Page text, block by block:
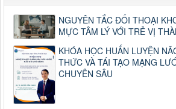
NGUYÊN TẮC ĐỐI THOẠI
MỰC TÂM LÝ VỚI TRẺ VỊ
KHÓA HỌC HUẤN LUYỆN
THỨC VÀ TÁI TẠO MẠNG
CHUYÊN SÂU